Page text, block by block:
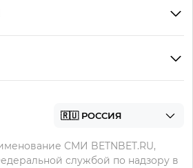
СМИ BETNBET.RU,
службой по надзору в